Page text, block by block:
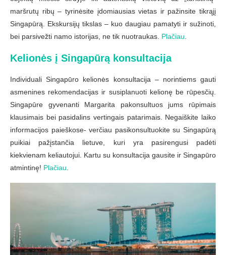
maršrutų ribų – tyrinėsite įdomiausias vietas ir pažinsite tikrąjį
Singapūrą. Ekskursijų tikslas – kuo daugiau pamatyti ir sužinoti,
bei parsivežti namo istorijas, ne tik nuotraukas. Plačiau.
Kelionės į Singapūrą konsultacija
Individuali Singapūro kelionės konsultacija – norintiems gauti
asmenines rekomendacijas ir susiplanuoti kelionę be rūpesčių.
Singapūre gyvenanti Margarita pakonsultuos jums rūpimais
klausimais bei pasidalins vertingais patarimais. Negaiškite laiko
informacijos paieškose- verčiau pasikonsultuokite su Singapūrą
puikiai pažįstančia lietuve, kuri yra pasirengusi padėti
kiekvienam keliautojui. Kartu su konsultacija gausite ir Singapūro
atmintinę! Plačiau.